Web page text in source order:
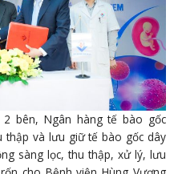
bên, Ngân hàng tế bào gốc
thập và lưu giữ tế bào gốc dây
sàng lọc, thu thập, xử lý, lưu